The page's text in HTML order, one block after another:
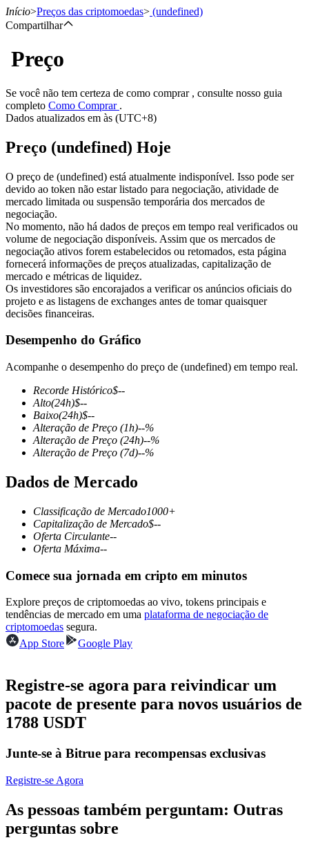
Futuros
Futuros de USDT
Futuros usando USDT como garantia
Futuros COIN-M
Futuros de criptomoeda
TradFi
Futuros de USDC
Futuros usando USDC como garantia
Copiar Trading
Início>Preços das criptomoedas> (undefined)
Compartilhar
Preço
Se você não tem certeza de como comprar , consulte nosso guia
completo Como Comprar .
Dados atualizados em às (UTC+8)
Preço (undefined) Hoje
O preço de (undefined) está atualmente indisponível. Isso pode ser
devido ao token não estar listado para negociação, atividade de
mercado limitada ou suspensão temporária dos mercados de
negociação.
No momento, não há dados de preços em tempo real verificados ou
volume de negociação disponíveis. Assim que os mercados de
negociação ativos forem estabelecidos ou retomados, esta página
fornecerá informações de preços atualizadas, capitalização de
mercado e métricas de liquidez.
Os investidores são encorajados a verificar os anúncios oficiais do
projeto e as listagens de exchanges antes de tomar quaisquer
decisões financeiras.
Desempenho do Gráfico
Acompanhe o desempenho do preço de (undefined) em tempo real.
Recorde Histórico$--
Alto(24h)$--
Baixo(24h)$--
Alteração de Preço (1h)--%
Alteração de Preço (24h)--%
Alteração de Preço (7d)--%
Dados de Mercado
Classificação de Mercado1000+
Capitalização de Mercado$--
Oferta Circulante--
Oferta Máxima--
Comece sua jornada em cripto em minutos
Explore preços de criptomoedas ao vivo, tokens principais e
tendências de mercado em uma plataforma de negociação de
criptomoedas segura.
App Store
Google Play
Registre-se agora para reivindicar um
pacote de presente para novos usuários de
1788 USDT
Junte-se à Bitrue para recompensas exclusivas
Registre-se Agora
As pessoas também perguntam: Outras
perguntas sobre